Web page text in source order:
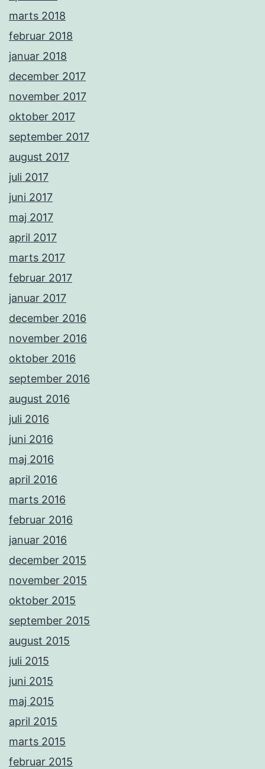
marts 2018
februar 2018
januar 2018
december 2017
november 2017
oktober 2017
september 2017
august 2017
juli 2017
juni 2017
maj 2017
april 2017
marts 2017
februar 2017
januar 2017
december 2016
november 2016
oktober 2016
september 2016
august 2016
juli 2016
juni 2016
maj 2016
april 2016
marts 2016
februar 2016
januar 2016
december 2015
november 2015
oktober 2015
september 2015
august 2015
juli 2015
juni 2015
maj 2015
april 2015
marts 2015
februar 2015